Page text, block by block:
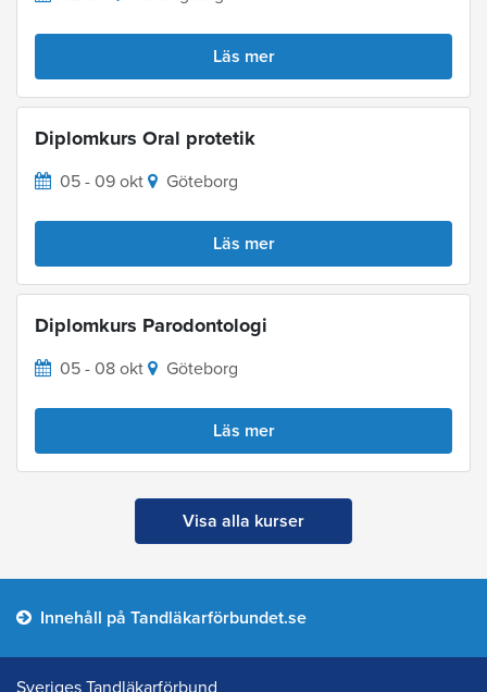
Läs mer
Diplomkurs Oral protetik
05 - 09 okt Göteborg
Läs mer
Diplomkurs Parodontologi
05 - 08 okt Göteborg
Läs mer
Visa alla kurser
Innehåll på Tandläkarförbundet.se